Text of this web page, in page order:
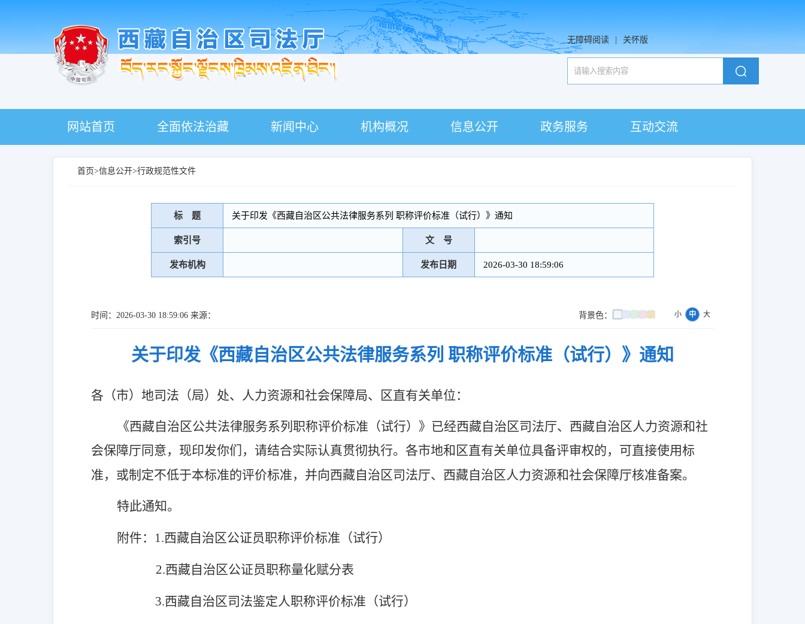
无障碍阅读 关怀版
网站首页 全面依法治藏 新闻中心 机构概况 信息公开 政务服务 互动交流
首页>信息公开>行政规范性文件
标 题 关于印发《西藏自治区公共法律服务系列 职称评价标准（试行）》通知
索引号 文 号
发布机构 发布日期 2026-03-30 18:59:06
时间：2026-03-30 18:59:06 来源： 背景色： 小 中 大
关于印发《西藏自治区公共法律服务系列 职称评价标准（试行）》通知
各（市）地司法（局）处、人力资源和社会保障局、区直有关单位：
《西藏自治区公共法律服务系列职称评价标准（试行）》已经西藏自治区司法厅、西藏自治区人力资源和社
会保障厅同意，现印发你们，请结合实际认真贯彻执行。各市地和区直有关单位具备评审权的，可直接使用标
准，或制定不低于本标准的评价标准，并向西藏自治区司法厅、西藏自治区人力资源和社会保障厅核准备案。
特此通知。
附件： 1.西藏自治区公证员职称评价标准（试行）
2.西藏自治区公证员职称量化赋分表
3.西藏自治区司法鉴定人职称评价标准（试行）